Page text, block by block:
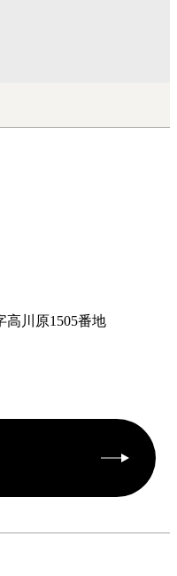
高川原1505番地